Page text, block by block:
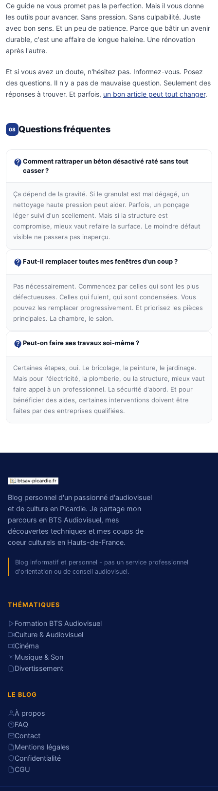
Ce guide ne vous promet pas la perfection. Mais il vous donne
les outils pour avancer. Sans pression. Sans culpabilité. Juste
avec bon sens. Et un peu de patience. Parce que bâtir un avenir
durable, c'est une affaire de longue haleine. Une rénovation
après l'autre.
Et si vous avez un doute, n'hésitez pas. Informez-vous. Posez
des questions. Il n'y a pas de mauvaise question. Seulement des
réponses à trouver. Et parfois, un bon article peut tout changer.
08 Questions fréquentes
Comment rattraper un béton désactivé raté sans tout
casser ?
Ça dépend de la gravité. Si le granulat est mal dégagé, un
nettoyage haute pression peut aider. Parfois, un ponçage
léger suivi d'un scellement. Mais si la structure est
compromise, mieux vaut refaire la surface. Le moindre défaut
visible ne passera pas inaperçu.
Faut-il remplacer toutes mes fenêtres d'un coup ?
Pas nécessairement. Commencez par celles qui sont les plus
défectueuses. Celles qui fuient, qui sont condensées. Vous
pouvez les remplacer progressivement. Et priorisez les pièces
principales. La chambre, le salon.
Peut-on faire ses travaux soi-même ?
Certaines étapes, oui. Le bricolage, la peinture, le jardinage.
Mais pour l'électricité, la plomberie, ou la structure, mieux vaut
faire appel à un professionnel. La sécurité d'abord. Et pour
bénéficier des aides, certaines interventions doivent être
faites par des entreprises qualifiées.
Blog personnel d'un passionné d'audiovisuel
et de culture en Picardie. Je partage mon
parcours en BTS Audiovisuel, mes
découvertes techniques et mes coups de
coeur culturels en Hauts-de-France.
Blog informatif et personnel - pas un service professionnel
d'orientation ou de conseil audiovisuel.
THÉMATIQUES
Formation BTS Audiovisuel
Culture & Audiovisuel
Cinéma
Musique & Son
Divertissement
LE BLOG
À propos
FAQ
Contact
Mentions légales
Confidentialité
CGU